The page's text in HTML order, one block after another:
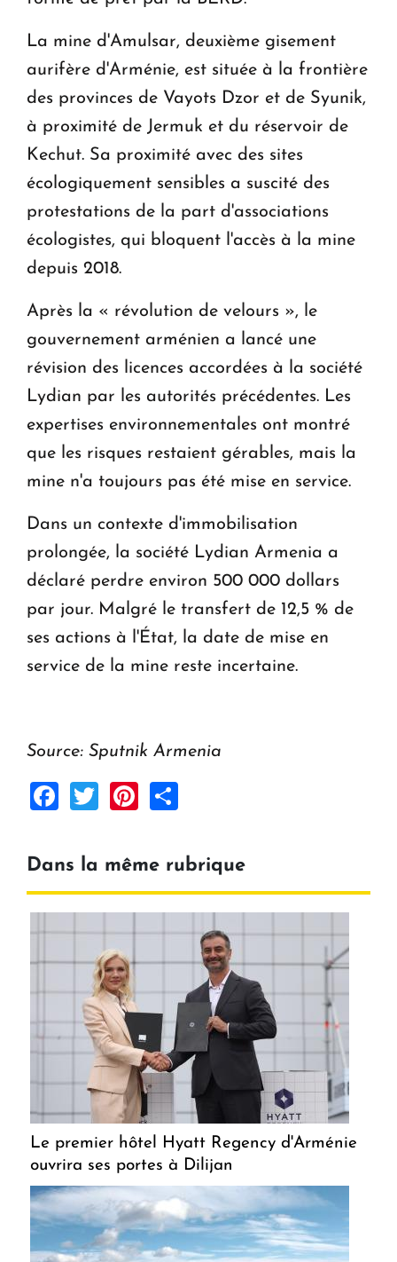
La mine d'Amulsar, deuxième gisement
aurifère d'Arménie, est située à la frontière
des provinces de Vayots Dzor et de Syunik,
à proximité de Jermuk et du réservoir de
Kechut. Sa proximité avec des sites
écologiquement sensibles a suscité des
protestations de la part d'associations
écologistes, qui bloquent l'accès à la mine
depuis 2018.
Après la « révolution de velours », le
gouvernement arménien a lancé une
révision des licences accordées à la société
Lydian par les autorités précédentes. Les
expertises environnementales ont montré
que les risques restaient gérables, mais la
mine n'a toujours pas été mise en service.
Dans un contexte d'immobilisation
prolongée, la société Lydian Armenia a
déclaré perdre environ 500 000 dollars
par jour. Malgré le transfert de 12,5 % de
ses actions à l'État, la date de mise en
service de la mine reste incertaine.
Source: Sputnik Armenia
Facebook
TwitterPinterest
Dans la même rubrique
Le premier hôtel Hyatt Regency d'Arménie
ouvrira ses portes à Dilijan